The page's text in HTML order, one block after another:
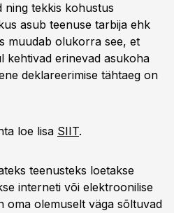
ning tekkis kohustus
asub teenuse tarbija ehk
muudab olukorra see, et
kehtivad erinevad asukoha
deklareerimise tähtaeg on
loe lisa SIIT.
teenusteks loetakse
interneti või elektroonilise
oma olemuselt väga sõltuvad